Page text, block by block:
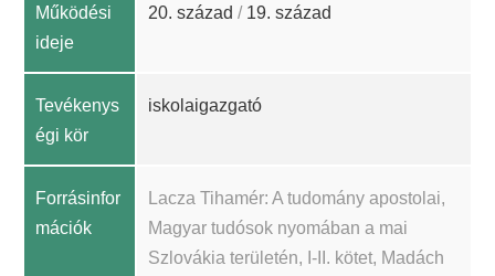
Működési
ideje
20. század / 19. század
Tevékenys
égi kör
iskolaigazgató
Forrásinfor
mációk
Lacza Tihamér: A tudomány apostolai,
Magyar tudósok nyomában a mai
Szlovákia területén, I-II. kötet, Madách